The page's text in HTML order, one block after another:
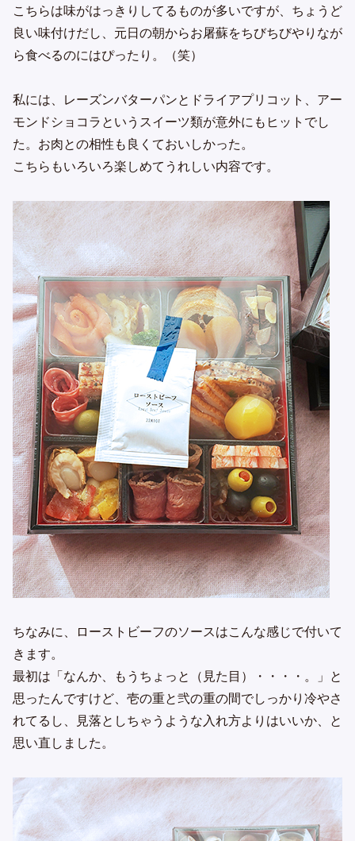
こちらは味がはっきりしてるものが多いですが、ちょうど
良い味付けだし、元日の朝からお屠蘇をちびちびやりなが
ら食べるのにはぴったり。（笑）
私には、レーズンバターパンとドライアプリコット、アー
モンドショコラというスイーツ類が意外にもヒットでし
た。お肉との相性も良くておいしかった。
こちらもいろいろ楽しめてうれしい内容です。
ちなみに、ローストビーフのソースはこんな感じで付いて
きます。
最初は「なんか、もうちょっと（見た目）・・・・。」と
思ったんですけど、壱の重と弐の重の間でしっかり冷やさ
れてるし、見落としちゃうような入れ方よりはいいか、と
思い直しました。